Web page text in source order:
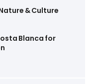
& Culture
Blanca for